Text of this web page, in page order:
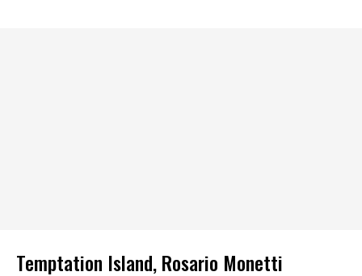
Temptation Island, Rosario Monetti